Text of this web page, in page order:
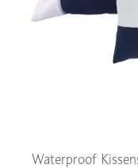
Waterproof